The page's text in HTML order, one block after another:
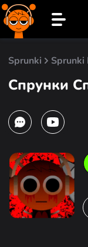
Sprunki
Спрунки